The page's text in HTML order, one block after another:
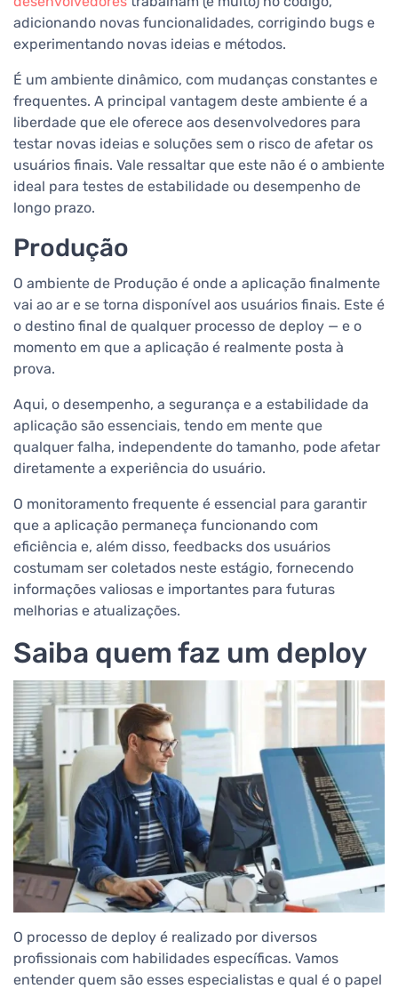
adicionando novas funcionalidades, corrigindo bugs e
experimentando novas ideias e métodos.
É um ambiente dinâmico, com mudanças constantes e
frequentes. A principal vantagem deste ambiente é a
liberdade que ele oferece aos desenvolvedores para
testar novas ideias e soluções sem o risco de afetar os
usuários finais. Vale ressaltar que este não é o ambiente
ideal para testes de estabilidade ou desempenho de
longo prazo.
Produção
O ambiente de Produção é onde a aplicação finalmente
vai ao ar e se torna disponível aos usuários finais. Este é
o destino final de qualquer processo de deploy — e o
momento em que a aplicação é realmente posta à
prova.
Aqui, o desempenho, a segurança e a estabilidade da
aplicação são essenciais, tendo em mente que
qualquer falha, independente do tamanho, pode afetar
diretamente a experiência do usuário.
O monitoramento frequente é essencial para garantir
que a aplicação permaneça funcionando com
eficiência e, além disso, feedbacks dos usuários
costumam ser coletados neste estágio, fornecendo
informações valiosas e importantes para futuras
melhorias e atualizações.
Saiba quem faz um deploy
O processo de deploy é realizado por diversos
profissionais com habilidades específicas. Vamos
entender quem são esses especialistas e qual é o papel